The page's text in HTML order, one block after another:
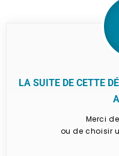
LA SUITE DE CETTE
Merci
ou de choisir